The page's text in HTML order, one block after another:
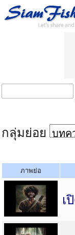
กลุ่มย่อย
ภาพย่อ
เ